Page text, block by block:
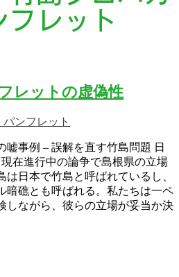
フレット
レットの虚偽性
ンフレット
嘘事例 – 誤解を直す竹島問題 日
在進行中の論争で島根県の立場
は日本で竹島と呼ばれているし、
暗礁とも呼ばれる。私たちは一ペ
しながら、彼らの立場が妥当か決